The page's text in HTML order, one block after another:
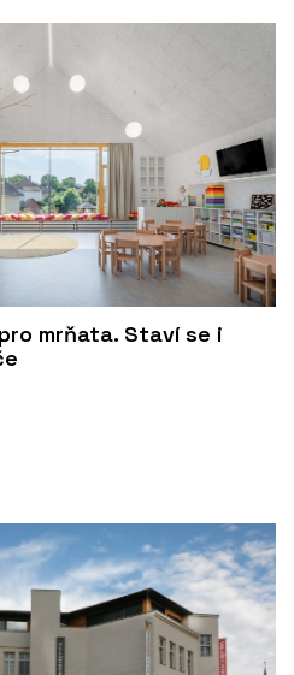
mrňata. Staví se i